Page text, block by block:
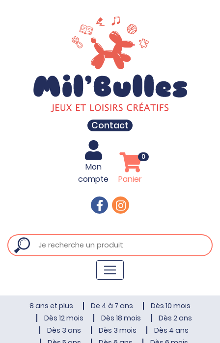
Contact
Mon
compte
Panier
0
8 ans et plus De 4 à 7 ans
Dès 10 mois
Dès 12 mois
Dès 18 mois
Dès 2 ans
Dès 3 ans
Dès 3 mois
Dès 4 ans